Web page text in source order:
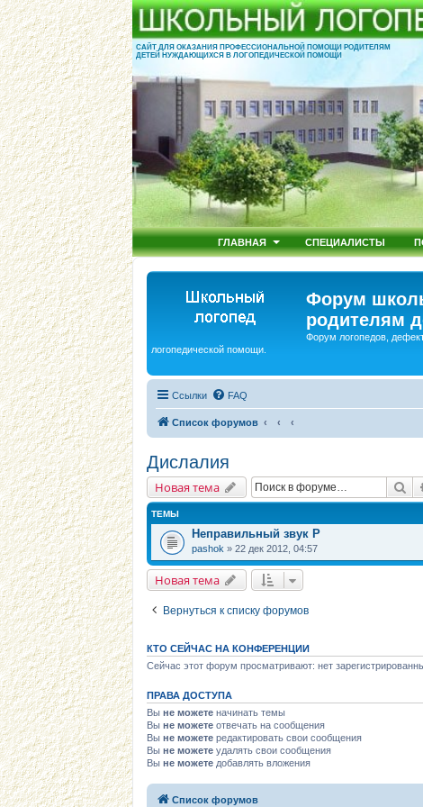
САЙТ ДЛЯ ОКАЗАНИЯ ПРОФЕССИОНАЛЬНОЙ ПОМОЩИ РОДИТЕЛЯМ
ДЕТЕЙ НУЖДАЮЩИХСЯ В ЛОГОПЕДИЧЕСКОЙ ПОМОЩИ
ГЛАВНАЯ СПЕЦИАЛИСТЫ
Форум
родителям
Форум логопедов,
логопедической помощи.
Ссылки FAQ
Список форумов
Дислалия
Новая тема
ТЕМЫ
Неправильный звук Р
pashok » 22 дек 2012, 04:57
Новая тема
Вернуться к списку форумов
КТО СЕЙЧАС НА КОНФЕРЕНЦИИ
Сейчас этот форум просматривают: нет
ПРАВА ДОСТУПА
Вы не можете начинать темы
Вы не можете отвечать на сообщения
Вы не можете редактировать свои сообщения
Вы не можете удалять свои сообщения
Вы не можете добавлять вложения
Список форумов